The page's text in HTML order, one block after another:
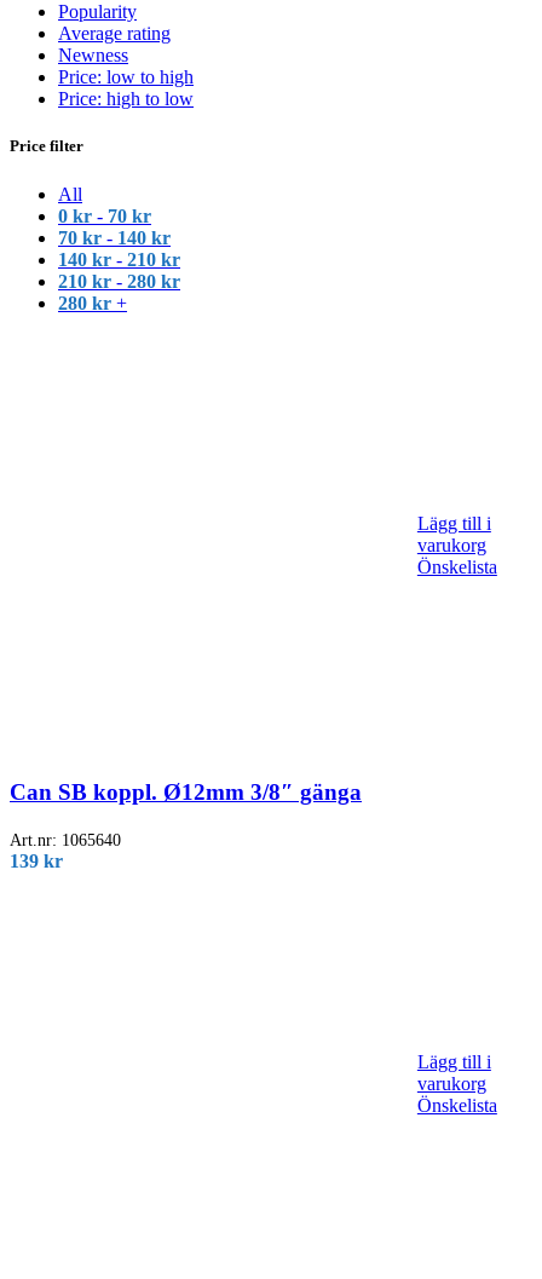
Popularity
Average rating
Newness
Price: low to high
Price: high to low
Price filter
All
0 kr - 70 kr
70 kr - 140 kr
140 kr - 210 kr
210 kr - 280 kr
280 kr +
Lägg till i
varukorg
Önskelista
Can SB koppl. Ø12mm 3/8″ gänga
Art.nr: 1065640
139 kr
Lägg till i
varukorg
Önskelista